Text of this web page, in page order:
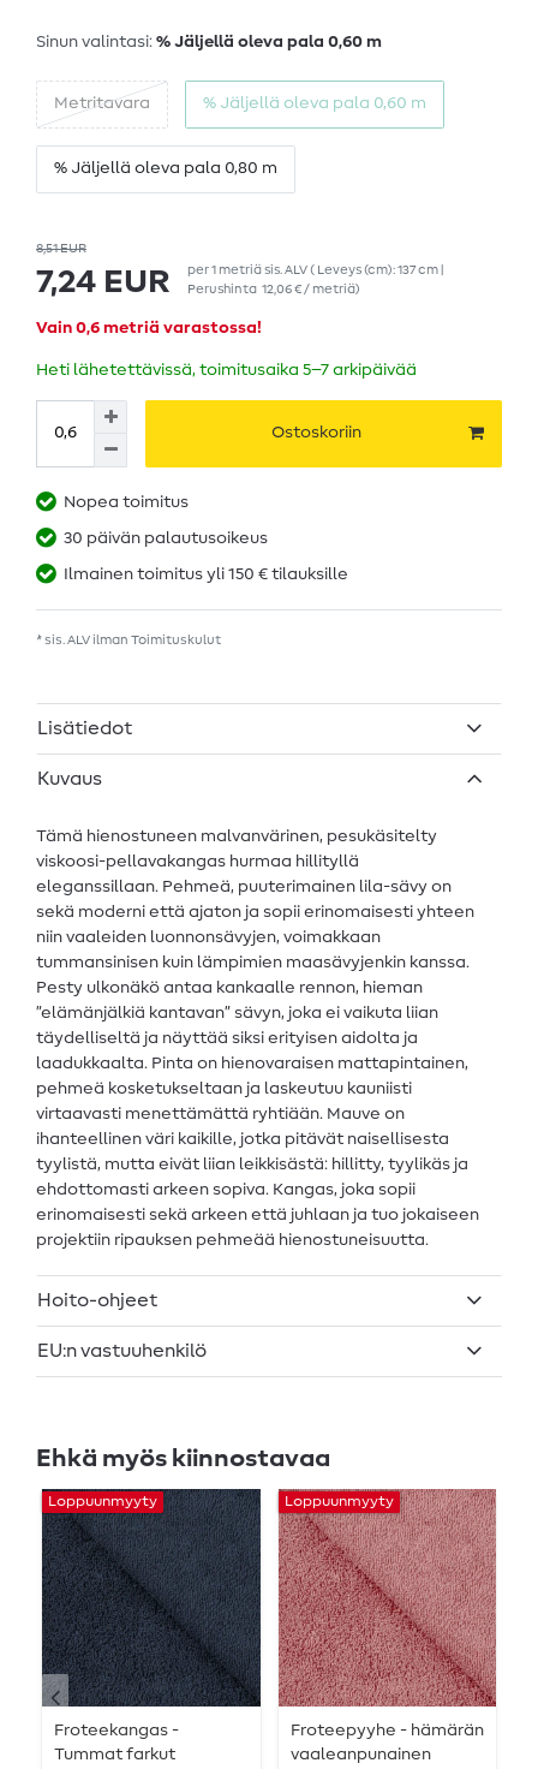
Sinun valintasi: % Jäljellä oleva pala 0,60 m
Metritavara % Jäljellä oleva pala 0,60 m
% Jäljellä oleva pala 0,80 m
8,51 EUR
7,24 EUR per1 metriäsis. ALV( Leveys (cm): 137 cm |
Perushinta 12,06 € / metriä)
Vain 0,6 metriä varastossa!
Heti lähetettävissä, toimitusaika 5–7 arkipäivää
Ostoskoriin
Nopea toimitus
30 päivän palautusoikeus
Ilmainen toimitus yli 150 € tilauksille
* sis. ALV ilman Toimituskulut
Lisätiedot
Kuvaus
Tämä hienostuneen malvanvärinen, pesukäsitelty
viskoosi-pellavakangas hurmaa hillityllä
eleganssillaan. Pehmeä, puuterimainen lila-sävy on
sekä moderni että ajaton ja sopii erinomaisesti yhteen
niin vaaleiden luonnonsävyjen, voimakkaan
tummansinisen kuin lämpimien maasävyjenkin kanssa.
Pesty ulkonäkö antaa kankaalle rennon, hieman
”elämänjälkiä kantavan” sävyn, joka ei vaikuta liian
täydelliseltä ja näyttää siksi erityisen aidolta ja
laadukkaalta. Pinta on hienovaraisen mattapintainen,
pehmeä kosketukseltaan ja laskeutuu kauniisti
virtaavasti menettämättä ryhtiään. Mauve on
ihanteellinen väri kaikille, jotka pitävät naisellisesta
tyylistä, mutta eivät liian leikkisästä: hillitty, tyylikäs ja
ehdottomasti arkeen sopiva. Kangas, joka sopii
erinomaisesti sekä arkeen että juhlaan ja tuo jokaiseen
projektiin ripauksen pehmeää hienostuneisuutta.
Hoito-ohjeet
EU:n vastuuhenkilö
Ehkä myös kiinnostavaa
Loppuunmyyty
Froteekangas -
Tummat farkut
Loppuunmyyty
Froteepyyhe - hämärän
vaaleanpunainen